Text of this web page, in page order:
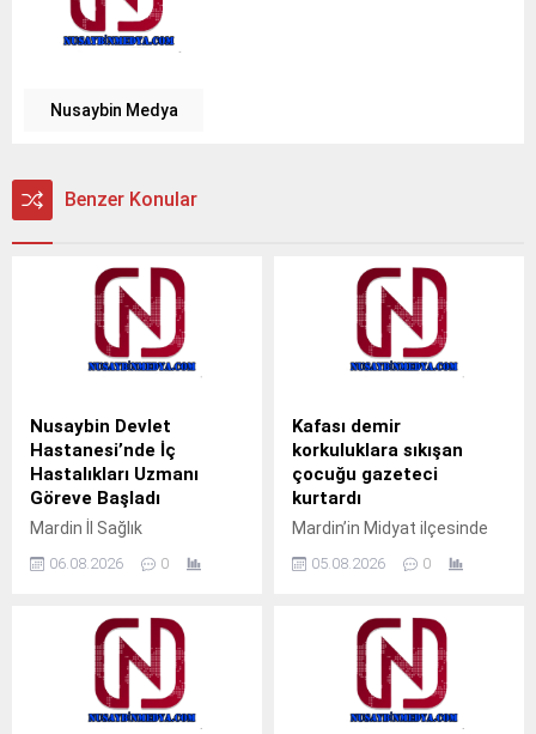
Nusaybin Medya
Benzer Konular
Nusaybin Devlet
Hastanesi’nde İç
Hastalıkları Uzmanı
Göreve Başladı
Mardin İl Sağlık
Devlet Hastanesi’nde İç
Ali Yiğit hasta kabulüne
başladı. Muayene olmak
isteyen vatandaşlar, ALO
182 çağrı merkezi veya
MHRS (Merkezi Hekim
06.08.2026 0
Kafası demir
korkuluklara sıkışan
çocuğu gazeteci
kurtardı
Mardin’in Midyat ilçesinde
korkulukları arasına kafası
Ahmet Akkuş’un
müdahalesiyle kurtarıldı.
Olay, akşam saatlerinde
Cumhuriyet Mahallesi’nde
meydana geldi.Akrabalarını
05.08.2026 0